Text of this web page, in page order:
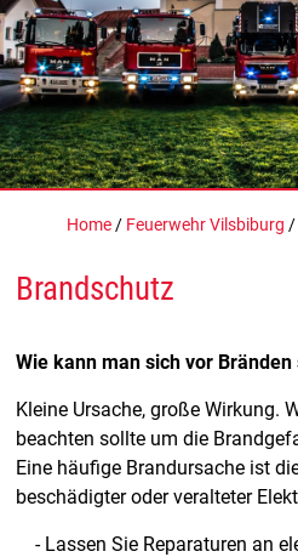
Home/ Feuerwehr Vilsbiburg /
Brandschutz
Wie kann man sich vor Bränden
Kleine Ursache, große Wirkung.
beachten sollte um die
Eine häufige Brandursache ist
beschädigter oder veralteter
- Lassen Sie Reparaturen an